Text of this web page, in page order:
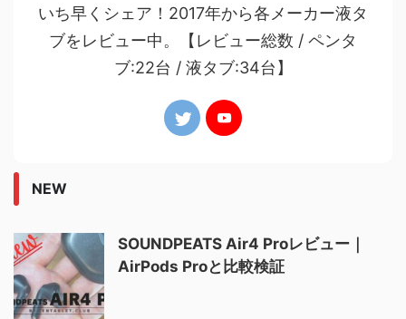
いち早くシェア！2017年から各メーカー液タ
ブをレビュー中。【レビュー総数 / ペンタ
ブ:22台 / 液タブ:34台】
NEW
SOUNDPEATS Air4 Proレビュー｜
AirPods Proと比較検証